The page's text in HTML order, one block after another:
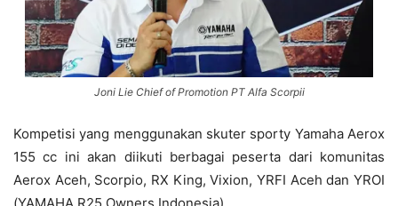
Joni Lie Chief of Promotion PT Alfa Scorpii
Kompetisi yang menggunakan skuter sporty Yamaha Aerox
155 cc ini akan diikuti berbagai peserta dari komunitas
Aerox Aceh, Scorpio, RX King, Vixion, YRFI Aceh dan YROI